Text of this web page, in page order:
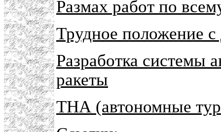
Размах работ по
Трудное положение
Разработка системы
ракеты
ТНА (автономные